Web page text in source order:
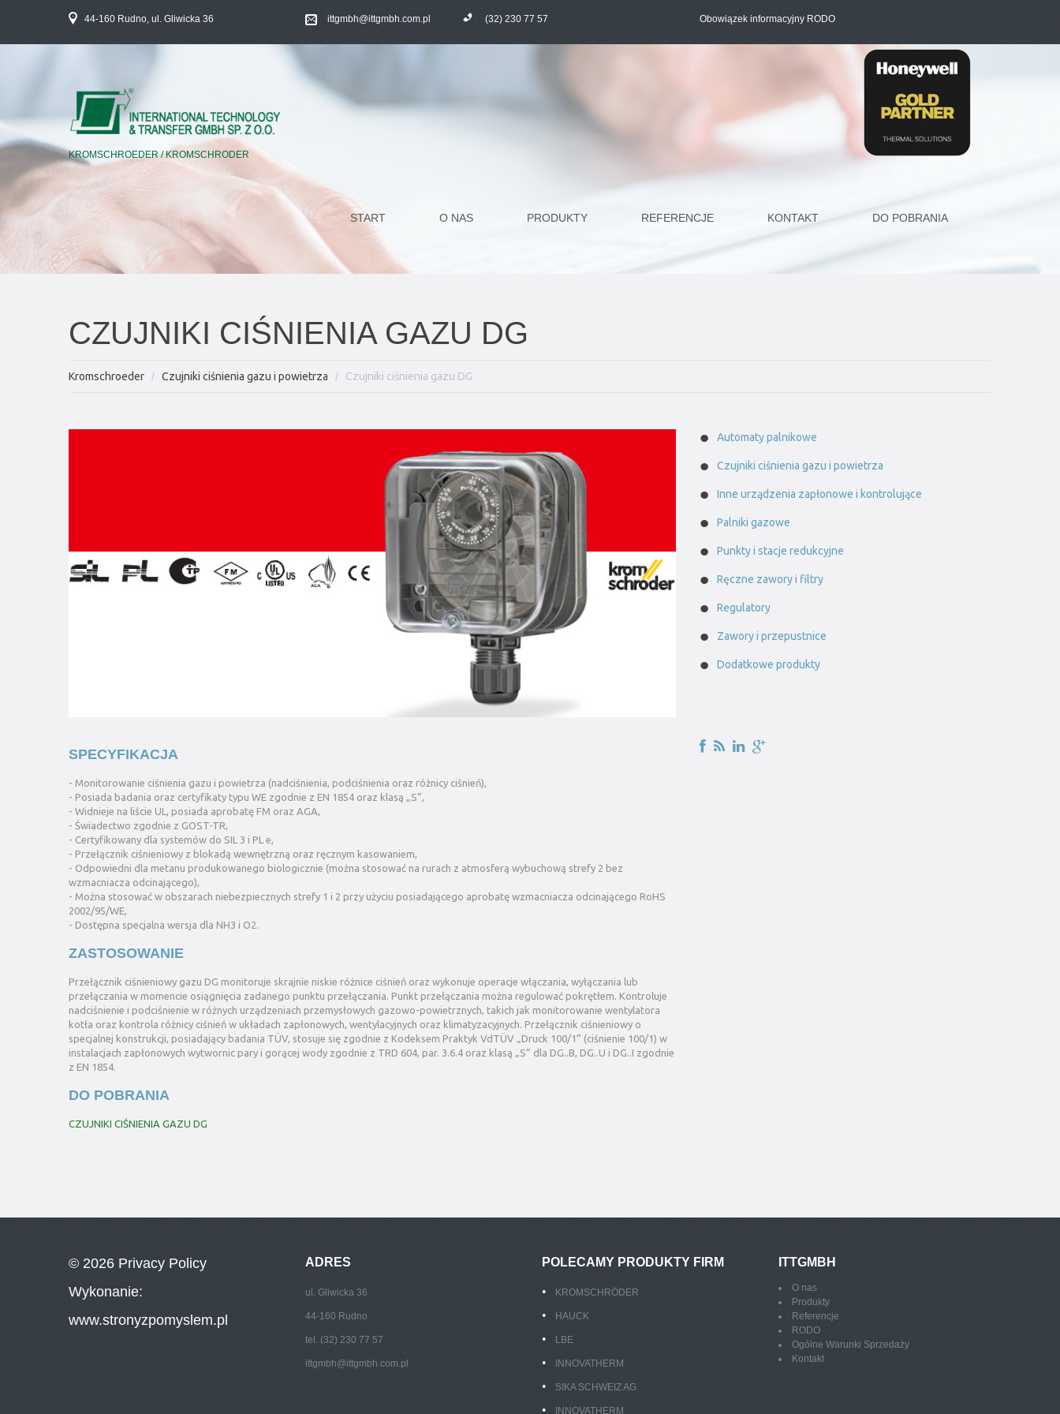
44-160 Rudno, ul. Gliwicka 36 ittgmbh@ittgmbh.com.pl (32) 230 77 57 Obowiązek informacyjny RODO
KROMSCHROEDER / KROMSCHRODER
START O NAS PRODUKTY REFERENCJE KONTAKT DO POBRANIA
CZUJNIKI CIŚNIENIA GAZU DG
Kromschroeder Czujniki ciśnienia gazu i powietrza Czujniki ciśnienia gazu DG
SPECYFIKACJA
- Monitorowanie ciśnienia gazu i powietrza (nadciśnienia, podciśnienia oraz różnicy ciśnień),
- Posiada badania oraz certyfikaty typu WE zgodnie z EN 1854 oraz klasą „S”,
- Widnieje na liście UL, posiada aprobatę FM oraz AGA,
- Świadectwo zgodnie z GOST-TR,
- Certyfikowany dla systemów do SIL 3 i PL e,
- Przełącznik ciśnieniowy z blokadą wewnętrzną oraz ręcznym kasowaniem,
- Odpowiedni dla metanu produkowanego biologicznie (można stosować na rurach z atmosferą wybuchową strefy 2 bez
wzmacniacza odcinającego),
- Można stosować w obszarach niebezpiecznych strefy 1 i 2 przy użyciu posiadającego aprobatę wzmacniacza odcinającego RoHS
2002/95/WE,
- Dostępna specjalna wersja dla NH3 i O2.
ZASTOSOWANIE
Przełącznik ciśnieniowy gazu DG monitoruje skrajnie niskie różnice ciśnień oraz wykonuje operacje włączania, wyłączania lub
przełączania w momencie osiągnięcia zadanego punktu przełączania. Punkt przełączania można regulować pokrętłem. Kontroluje
nadciśnienie i podciśnienie w różnych urządzeniach przemysłowych gazowo-powietrznych, takich jak monitorowanie wentylatora
kotła oraz kontrola różnicy ciśnień w układach zapłonowych, wentylacyjnych oraz klimatyzacyjnych. Przełącznik ciśnieniowy o
specjalnej konstrukcji, posiadający badania TÜV, stosuje się zgodnie z Kodeksem Praktyk VdTÜV „Druck 100/1” (ciśnienie 100/1) w
instalacjach zapłonowych wytwornic pary i gorącej wody zgodnie z TRD 604, par. 3.6.4 oraz klasą „S” dla DG..B, DG..U i DG..I zgodnie
z EN 1854.
DO POBRANIA
CZUJNIKI CIŚNIENIA GAZU DG
Automaty palnikowe
Czujniki ciśnienia gazu i powietrza
Inne urządzenia zapłonowe i kontrolujące
Palniki gazowe
Punkty i stacje redukcyjne
Ręczne zawory i filtry
Regulatory
Zawory i przepustnice
Dodatkowe produkty
© 2026 Privacy Policy
Wykonanie:
www.stronyzpomyslem.pl
ADRES
ul. Gliwicka 36
44-160 Rudno
tel. (32) 230 77 57
ittgmbh@ittgmbh.com.pl
POLECAMY PRODUKTY FIRM
KROMSCHRÖDER
HAUCK
LBE
INNOVATHERM
SIKA SCHWEIZ AG
INNOVATHERM
ITTGMBH
O nas
Produkty
Referencje
RODO
Ogólne Warunki Sprzedaży
Kontakt